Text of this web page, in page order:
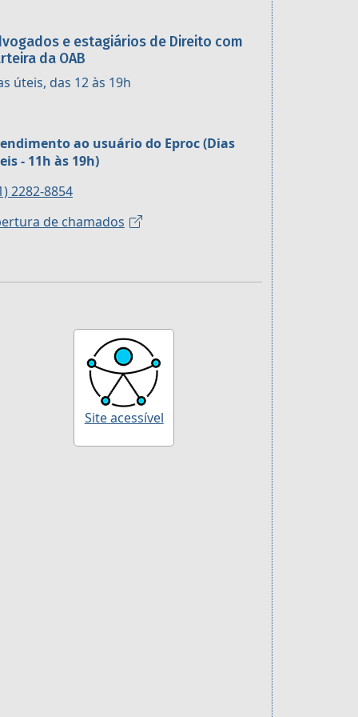
e estagiários de Direito com
da OAB
úteis, das 12 às 19h
ao usuário do Eproc (Dias
- 11h às 19h)
2282-8854
de chamados
Site acessível